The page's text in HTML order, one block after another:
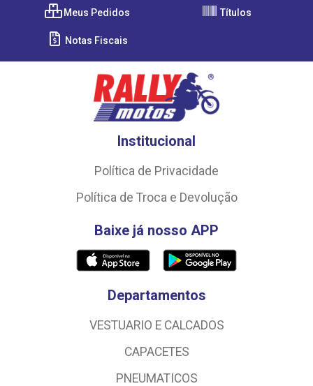
Meus Pedidos Títulos
Notas Fiscais
Institucional
Política de Privacidade
Política de Troca e Devolução
Baixe já nosso APP
Departamentos
VESTUARIO E CALCADOS
CAPACETES
PNEUMATICOS